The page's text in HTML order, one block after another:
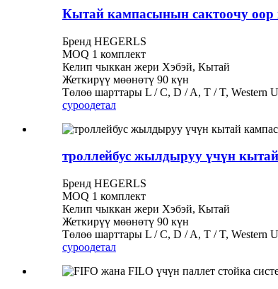
Кытай кампасынын сактоочу оор
Бренд HEGERLS
MOQ 1 комплект
Келип чыккан жери Хэбэй, Кытай
Жеткирүү мөөнөтү 90 күн
Төлөө шарттары L / C, D / A, T / T, Western
суроодетал
троллейбус жылдыруу үчүн
Бренд HEGERLS
MOQ 1 комплект
Келип чыккан жери Хэбэй, Кытай
Жеткирүү мөөнөтү 90 күн
Төлөө шарттары L / C, D / A, T / T, Western
суроодетал